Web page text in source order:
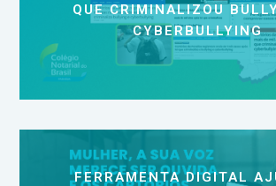
QUE CRIMINALIZOU
CYBERBULLYING
FERRAMENTA DIGITAL